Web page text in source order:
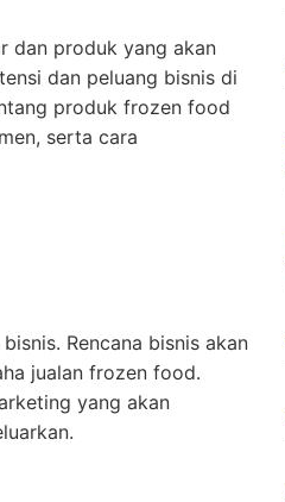
dan produk yang akan
dan peluang bisnis di
produk frozen food
serta cara
Rencana bisnis akan
jualan frozen food.
yang akan